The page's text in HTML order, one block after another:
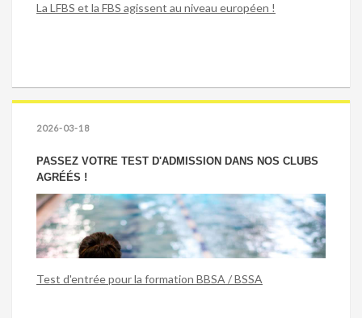
La LFBS et la FBS agissent au niveau européen !
2026-03-18
PASSEZ VOTRE TEST D'ADMISSION DANS NOS CLUBS
AGRÉÉS !
Test d'entrée pour la formation BBSA / BSSA